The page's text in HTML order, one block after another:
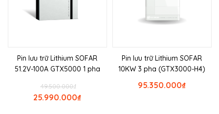
Pin lưu trữ Lithium SOFAR
51.2V-100A GTX5000 1 pha
₫
49.500.000
₫
25.990.000
Pin lưu trữ Lithium SOFAR
10KW 3 pha (GTX3000-H4)
₫
95.350.000